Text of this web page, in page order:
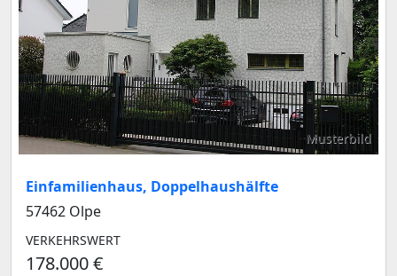
Musterbild
Einfamilienhaus, Doppelhaushälfte
57462 Olpe
VERKEHRSWERT
178.000 €